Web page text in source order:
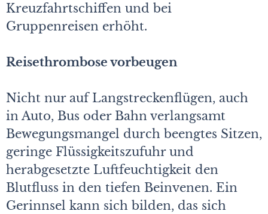
Kreuzfahrtschiffen und bei
Gruppenreisen erhöht.
Reisethrombose vorbeugen
Nicht nur auf Langstreckenflügen, auch
in Auto, Bus oder Bahn verlangsamt
Bewegungsmangel durch beengtes Sitzen,
geringe Flüssigkeitszufuhr und
herabgesetzte Luftfeuchtigkeit den
Blutfluss in den tiefen Beinvenen. Ein
Gerinnsel kann sich bilden, das sich